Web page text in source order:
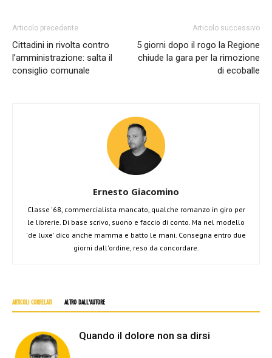
Articolo precedente
Cittadini in rivolta contro
l’amministrazione: salta il
consiglio comunale
Articolo successivo
5 giorni dopo il rogo la Regione
chiude la gara per la rimozione
di ecoballe
Ernesto Giacomino
Classe '68, commercialista mancato, qualche romanzo in giro per
le librerie. Di base scrivo, suono e faccio di conto. Ma nel modello
'de luxe' dico anche mamma e batto le mani. Consegna entro due
giorni dall'ordine, reso da concordare.
ARTICOLI CORRELATI ALTRO DALL'AUTORE
Quando il dolore non sa dirsi